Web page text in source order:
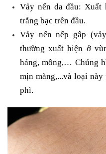
Vảy nến da đầu: Xuất
trắng bạc trên đầu.
Vảy nến nếp gấp
thường xuất hiện ở
háng, mông,… Chúng
mịn màng,...và loại
phì.